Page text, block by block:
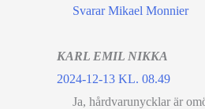
Svarar Mikael Monnier
KARL EMIL NIKKA
2024-12-13 KL. 08.49
Ja, hårdvarunycklar är